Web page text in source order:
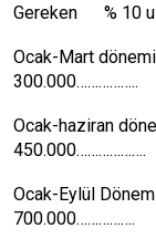
Gereken % 10 u
Ocak-Mart
Ocak-haziran
Ocak-Eylül